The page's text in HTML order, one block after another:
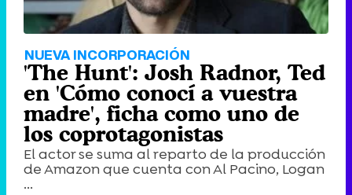
NUEVA INCORPORACIÓN
'The Hunt': Josh Radnor, Ted
en 'Cómo conocí a vuestra
madre', ficha como uno de
los coprotagonistas
El actor se suma al reparto de la producción
de Amazon que cuenta con Al Pacino, Logan
...